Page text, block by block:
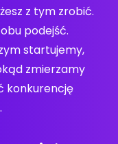
z tym zrobić.
podejść.
startujemy,
zmierzamy
konkurencję